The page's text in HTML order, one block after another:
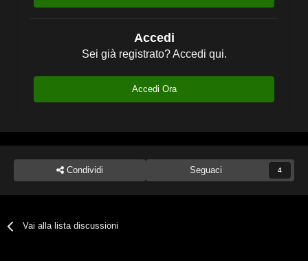
Accedi
Sei già registrato? Accedi qui.
Accedi Ora
Condividi Seguaci 4
Vai alla lista discussioni